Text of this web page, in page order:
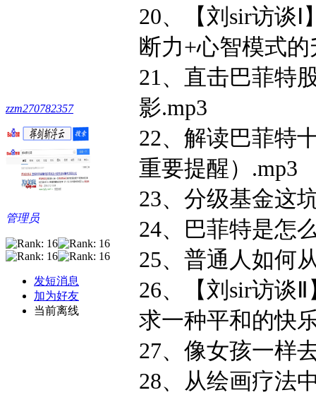
zzm270782357
管理员
发短消息
加为好友
当前离线
20、【刘sir访谈
断力+心智模式的
21、直击巴菲特
影.mp3
22、解读巴菲特
重要提醒）.mp3
23、分级基金这
24、巴菲特是怎
25、普通人如何
26、【刘sir访谈
求一种平和的快
27、像女孩一样
28、从绘画疗法